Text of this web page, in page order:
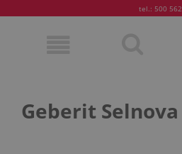
tel.: 500
Geberit Selnova